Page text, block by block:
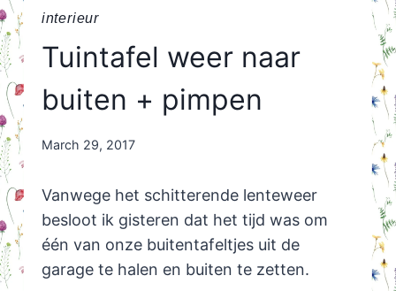
interieur
Tuintafel weer naar
buiten + pimpen
By
March 29, 2017
Vanwege het schitterende lenteweer
besloot ik gisteren dat het tijd was om
één van onze buitentafeltjes uit de
garage te halen en buiten te zetten.